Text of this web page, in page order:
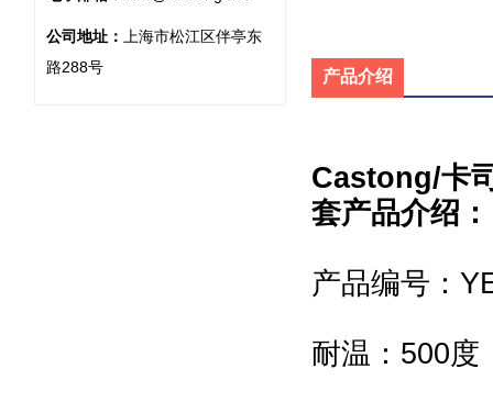
产品介绍
Castong/卡
套产品介绍：
产品编号：
耐温：500度
公司地址：
上海市松江区伴亭东
路288号